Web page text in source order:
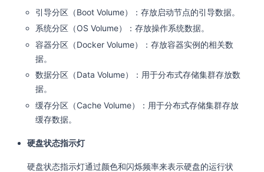
引导分区（Boot Volume）：存放启动节点的引导数据。
系统分区（OS Volume）：存放操作系统数据。
容器分区（Docker Volume）：存放容器实例的相关数
据。
数据分区（Data Volume）：用于分布式存储集群存放数
据。
缓存分区（Cache Volume）：用于分布式存储集群存放
缓存数据。
硬盘状态指示灯
硬盘状态指示灯通过颜色和闪烁频率来表示硬盘的运行状